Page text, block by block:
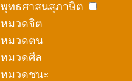
พุทธศาสนสุภาษิต
หมวดจิต
หมวดตน
หมวดศีล
หมวดชนะ